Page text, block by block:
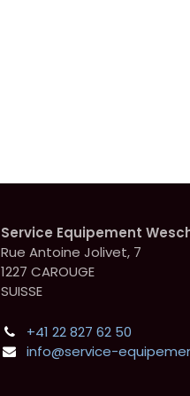
Service Equipement
Rue Antoine Jolivet, 7
1227 CAROUGE
SUISSE
+41 22 827 62 50
info@service-